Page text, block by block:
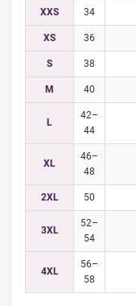
XXS 34
XS 36
S 38
M 40
L
42–
44
XL
46–
48
2XL 50
3XL
52–
54
4XL
56–
58